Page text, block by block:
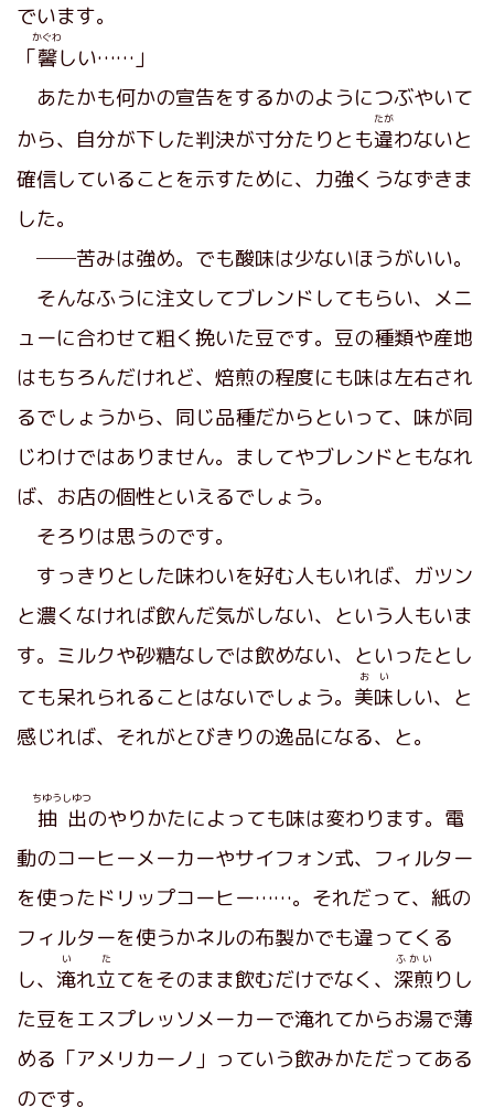
でいます。
「馨
かぐわ
しい……」
あたかも何かの宣告をするかのようにつぶやいて
から、自分が下した判決が寸分たりとも違
たが
わないと
確信していることを示すために、力強くうなずきま
した。
──苦みは強め。でも酸味は少ないほうがいい。
そんなふうに注文してブレンドしてもらい、メニ
ューに合わせて粗く挽いた豆です。豆の種類や産地
はもちろんだけれど、焙煎の程度にも味は左右され
るでしょうから、同じ品種だからといって、味が同
じわけではありません。ましてやブレンドともなれ
ば、お店の個性といえるでしょう。
そろりは思うのです。
すっきりとした味わいを好む人もいれば、ガツン
と濃くなければ飲んだ気がしない、という人もいま
す。ミルクや砂糖なしでは飲めない、といったとし
ても呆れられることはないでしょう。 美味
おい
しい、と
感じれば、それがとびきりの逸品になる、と。
抽出
ちゆうしゆつ
のやりかたによっても味は変わります。電
動のコーヒーメーカーやサイフォン式、フィルター
を使ったドリップコーヒー……。それだって、紙の
フィルターを使うかネルの布製かでも違ってくる
し、 淹
い
れ立
た
てをそのまま飲むだけでなく、 深煎
ふかい
りし
た豆をエスプレッソメーカーで淹れてからお湯で薄
める「アメリカーノ」っていう飲みかただってある
のです。